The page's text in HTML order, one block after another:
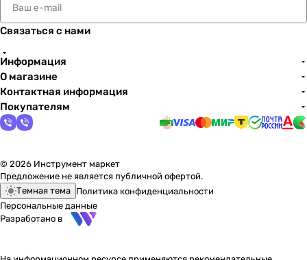
Связаться с нами
Информация
О магазине
Контактная информация
Покупателям
© 2026 Инструмент маркет
Предложение не является публичной офертой.
Темная тема Политика конфиденциальности
Персональные данные
Разработано в